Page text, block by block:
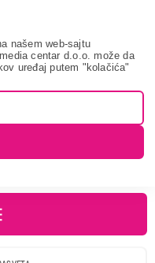
našem web-sajtu
centar d.o.o. može da
uređaj putem "kolačića"
Stone lampe
do